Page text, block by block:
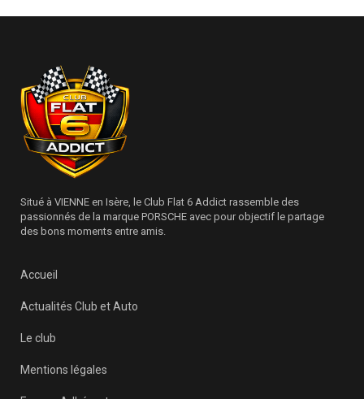
Situé à VIENNE en Isère, le Club Flat 6 Addict rassemble des
passionnés de la marque PORSCHE avec pour objectif le partage
des bons moments entre amis.
Accueil
Actualités Club et Auto
Le club
Mentions légales